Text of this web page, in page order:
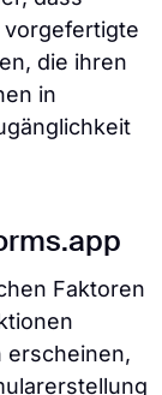
die ihren
in
Faktoren
erscheinen,